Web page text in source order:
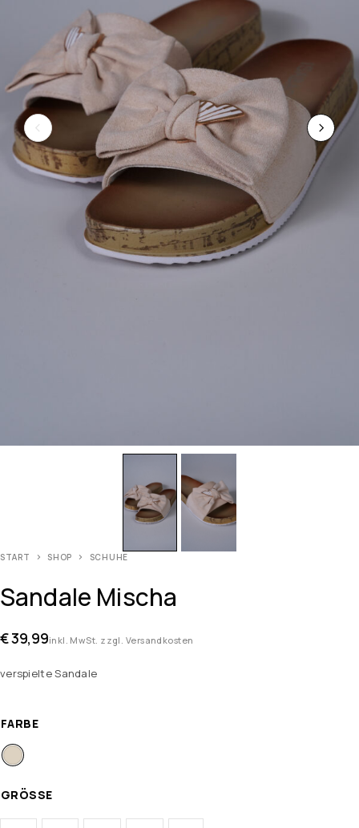
START SHOP SCHUHE
Sandale Mischa
€39,99inkl. MwSt. zzgl. Versandkosten
verspielte Sandale
FARBE
GRÖSSE